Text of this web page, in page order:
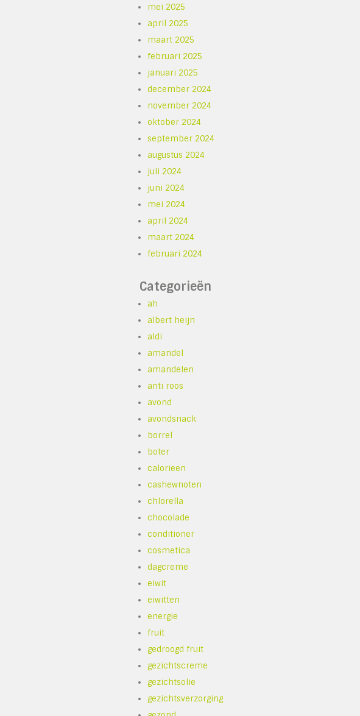
mei 2025
april 2025
maart 2025
februari 2025
januari 2025
december 2024
november 2024
oktober 2024
september 2024
augustus 2024
juli 2024
juni 2024
mei 2024
april 2024
maart 2024
februari 2024
Categorieën
ah
albert heijn
aldi
amandel
amandelen
anti roos
avond
avondsnack
borrel
boter
calorieen
cashewnoten
chlorella
chocolade
conditioner
cosmetica
dagcreme
eiwit
eiwitten
energie
fruit
gedroogd fruit
gezichtscreme
gezichtsolie
gezichtsverzorging